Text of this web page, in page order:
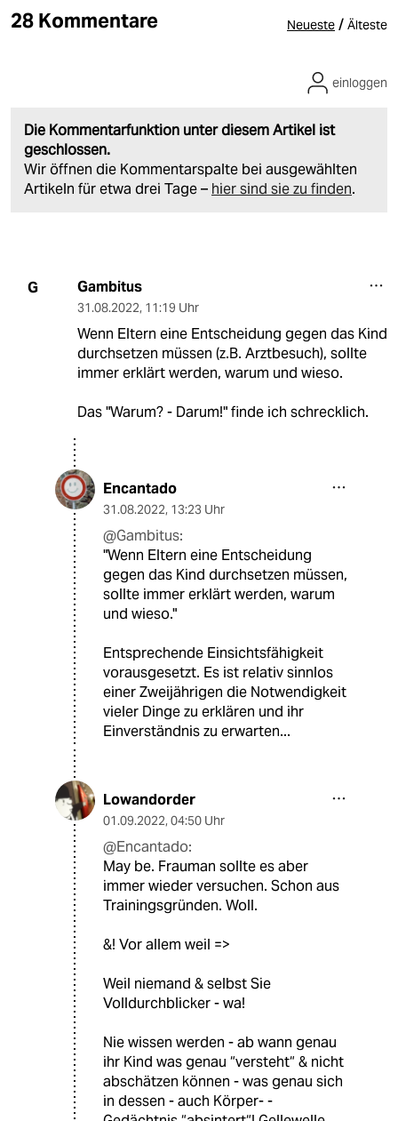
28 Kommentare Neueste / Älteste
Die Kommentarfunktion unter diesem Artikel ist
geschlossen.
Wir öffnen die Kommentarspalte bei ausgewählten
Artikeln für etwa drei Tage – hier sind sie zu finden.
einloggen
G Gambitus
31.08.2022, 11:19 Uhr
Wenn Eltern eine Entscheidung gegen das Kind
durchsetzen müssen (z.B. Arztbesuch), sollte
immer erklärt werden, warum und wieso.
Das "Warum? - Darum!" finde ich schrecklich.
Encantado
31.08.2022, 13:23 Uhr
@Gambitus:
"Wenn Eltern eine Entscheidung
gegen das Kind durchsetzen müssen,
sollte immer erklärt werden, warum
und wieso."
Entsprechende Einsichtsfähigkeit
vorausgesetzt. Es ist relativ sinnlos
einer Zweijährigen die Notwendigkeit
vieler Dinge zu erklären und ihr
Einverständnis zu erwarten...
Lowandorder
01.09.2022, 04:50 Uhr
@Encantado:
May be. Frauman sollte es aber
immer wieder versuchen. Schon aus
Trainingsgründen. Woll.
&! Vor allem weil =>
Weil niemand & selbst Sie
Volldurchblicker - wa!
Nie wissen werden - ab wann genau
ihr Kind was genau “versteht“ & nicht
abschätzen können - was genau sich
in dessen - auch Körper- -